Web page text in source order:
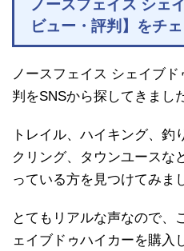
ノースフェイス シェ
ビュー・評判】をチェ
ノースフェイス シェイブ
判をSNSから探してきまし
トレイル、ハイキング、釣
クリング、タウンユースな
っている方を見つけてみま
とてもリアルな声なので、
ェイブドゥハイカーを購入